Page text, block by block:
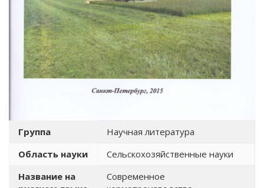
Группа
Научная литература
Область науки
Сельскохозяйственные науки
Название на
Современное